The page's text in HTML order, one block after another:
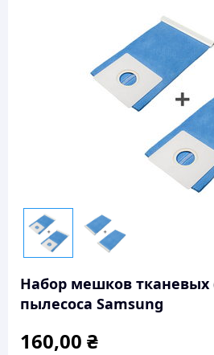
Набор мешков тканевых
пылесоса Samsung
160,00 ₴